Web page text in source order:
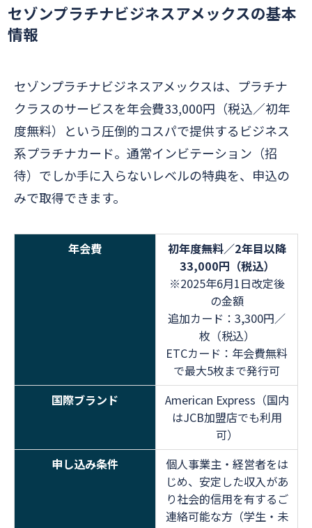
セゾンプラチナビジネスアメックスの基本
情報
セゾンプラチナビジネスアメックスは、プラチナ
クラスのサービスを年会費33,000円（税込／初年
度無料）という圧倒的コスパで提供するビジネス
系プラチナカード。通常インビテーション（招
待）でしか手に入らないレベルの特典を、申込の
みで取得できます。
年会費
初年度無料／2年目以降
33,000円（税込）
※2025年6月1日改定後
の金額
追加カード：3,300円／
枚（税込）
ETCカード：年会費無料
で最大5枚まで発行可
国際ブランド
American Express（国内
はJCB加盟店でも利用
可）
申し込み条件
個人事業主・経営者をは
じめ、安定した収入があ
り社会的信用を有するご
連絡可能な方（学生・未